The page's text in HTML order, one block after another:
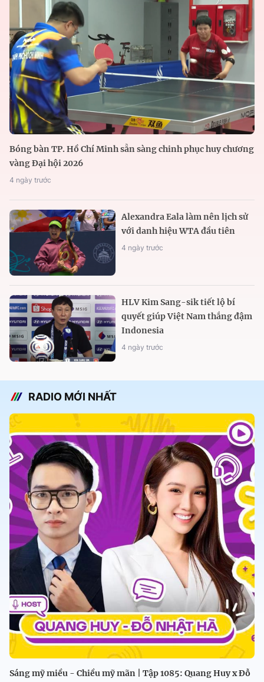
Bóng bàn TP. Hồ Chí Minh sẵn sàng chinh phục huy chương
vàng Đại hội 2026
4 ngày trước
Alexandra Eala làm nên lịch sử
với danh hiệu WTA đầu tiên
4 ngày trước
HLV Kim Sang-sik tiết lộ bí
quyết giúp Việt Nam thắng đậm
Indonesia
4 ngày trước
RADIO MỚI NHẤT
Sáng mỹ miều - Chiều mỹ mãn | Tập 1085: Quang Huy x Đỗ